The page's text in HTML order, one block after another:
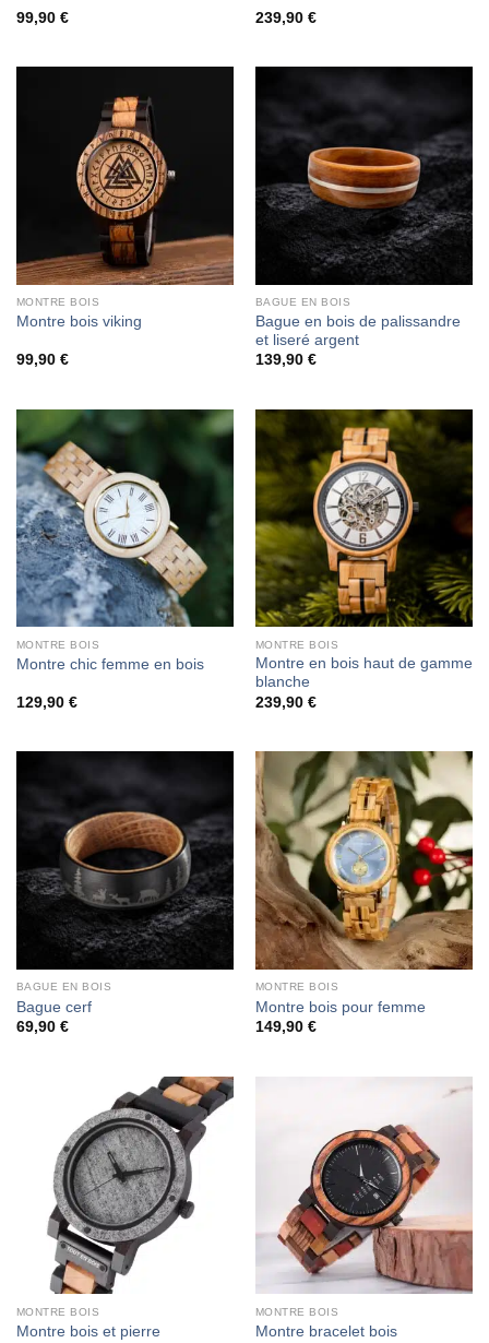
99,90 € Note4.5
239,90 €
MONTRE BOIS
Montre bois viking
99,90 €
BAGUE EN BOIS
Bague en bois de palissandre
et liseré argent
139,90 €
MONTRE BOIS
Montre chic femme en bois
129,90 €
MONTRE BOIS
Montre en bois haut de gamme
blanche
239,90 €
BAGUE EN BOIS
Bague cerf
69,90 €
MONTRE BOIS
Montre bois pour femme
149,90 €
MONTRE BOIS
Montre bois et pierre
MONTRE BOIS
Montre bracelet bois